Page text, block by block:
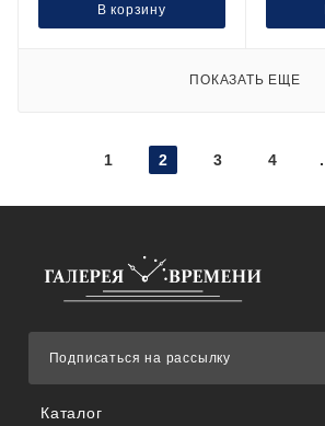
В корзину
ПОКАЗАТЬ ЕЩЕ
1 2 3 4
Каталог
Подписаться на рассылку